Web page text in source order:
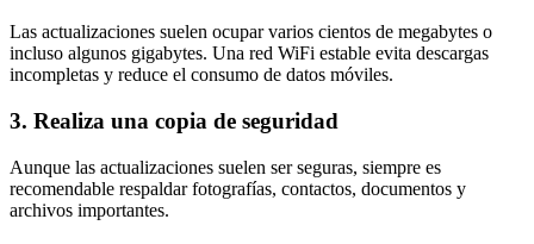
Las actualizaciones suelen ocupar varios cientos de megabytes o
incluso algunos gigabytes. Una red WiFi estable evita descargas
incompletas y reduce el consumo de datos móviles.
3. Realiza una copia de seguridad
Aunque las actualizaciones suelen ser seguras, siempre es
recomendable respaldar fotografías, contactos, documentos y
archivos importantes.